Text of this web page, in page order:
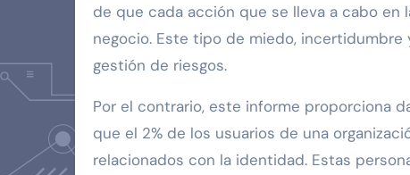
de que cada acción que se lleva a cabo en
negocio. Este tipo de miedo,
gestión de riesgos.
Por el contrario, este informe proporciona
que el 2% de los usuarios de una
relacionados con la identidad. Estas